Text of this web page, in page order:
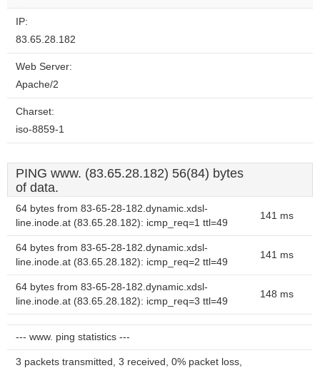
IP:
83.65.28.182
Web Server:
Apache/2
Charset:
iso-8859-1
PING www. (83.65.28.182) 56(84) bytes
of data.
64 bytes from 83-65-28-182.dynamic.xdsl-
line.inode.at (83.65.28.182): icmp_req=1 ttl=49
141 ms
64 bytes from 83-65-28-182.dynamic.xdsl-
line.inode.at (83.65.28.182): icmp_req=2 ttl=49
141 ms
64 bytes from 83-65-28-182.dynamic.xdsl-
line.inode.at (83.65.28.182): icmp_req=3 ttl=49
148 ms
--- www. ping statistics ---
3 packets transmitted, 3 received, 0% packet loss,